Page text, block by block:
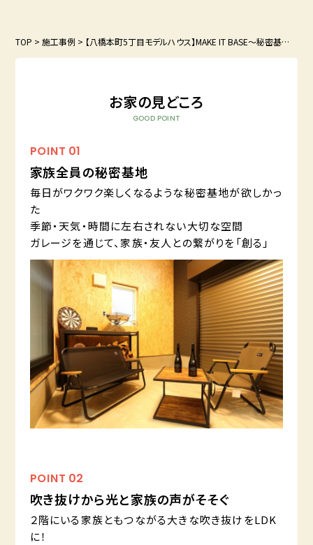
TOP >施工事例 > 【八橋本町5丁目モデルハウス】MAKE IT BASE～秘密基地のある家～
お家の見どころ
GOOD POINT
POINT 01
家族全員の秘密基地
毎日がワクワク楽しくなるような秘密基地が欲しかっ
た
季節・天気・時間に左右されない大切な空間
ガレージを通じて、家族・友人との繋がりを「創る」
POINT 02
吹き抜けから光と家族の声がそそぐ
２階にいる家族ともつながる大きな吹き抜けをLDK
に！